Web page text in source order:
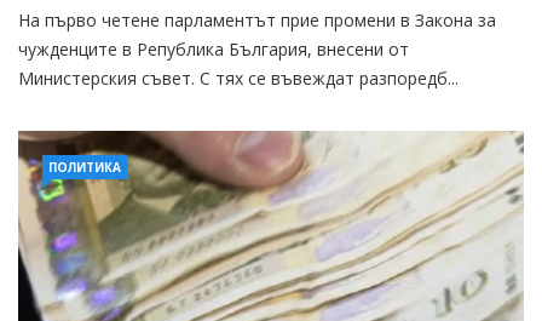
На първо четене парламентът прие промени в Закона за
чужденците в Република България, внесени от
Министерския съвет. С тях се въвеждат разпоредб...
ПОЛИТИКА